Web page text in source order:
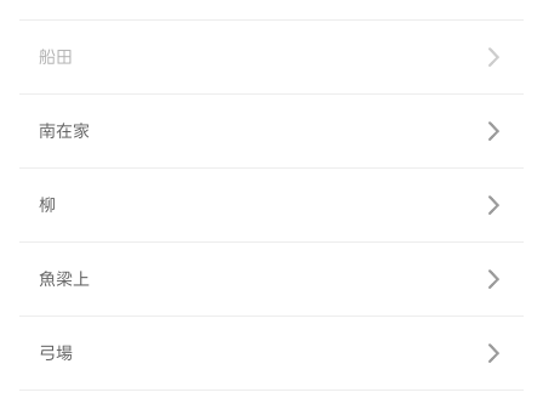
船田
南在家
柳
魚梁上
弓場